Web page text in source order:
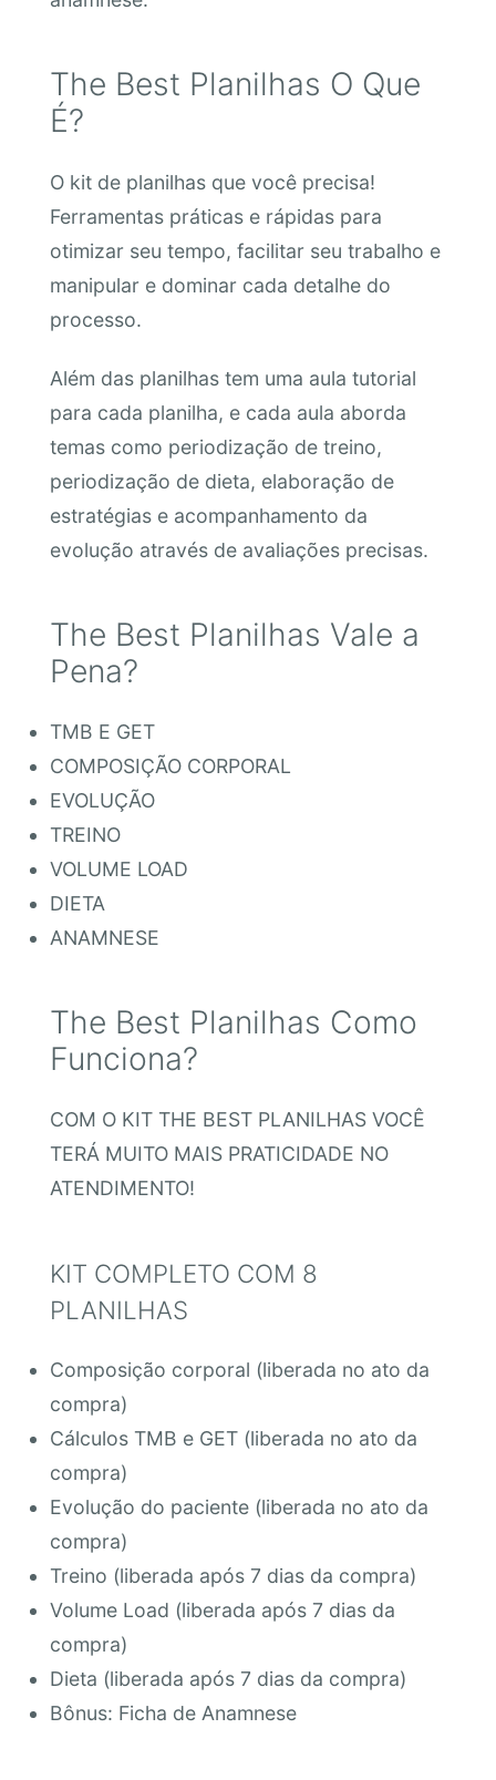
The Best Planilhas O Que
É?
O kit de planilhas que você precisa!
Ferramentas práticas e rápidas para
otimizar seu tempo, facilitar seu trabalho e
manipular e dominar cada detalhe do
processo.
Além das planilhas tem uma aula tutorial
para cada planilha, e cada aula aborda
temas como periodização de treino,
periodização de dieta, elaboração de
estratégias e acompanhamento da
evolução através de avaliações precisas.
The Best Planilhas Vale a
Pena?
TMB E GET
COMPOSIÇÃO CORPORAL
EVOLUÇÃO
TREINO
VOLUME LOAD
DIETA
ANAMNESE
The Best Planilhas Como
Funciona?
COM O KIT THE BEST PLANILHAS VOCÊ
TERÁ MUITO MAIS PRATICIDADE NO
ATENDIMENTO!
KIT COMPLETO COM 8
PLANILHAS
Composição corporal (liberada no ato da
compra)
Cálculos TMB e GET (liberada no ato da
compra)
Evolução do paciente (liberada no ato da
compra)
Treino (liberada após 7 dias da compra)
Volume Load (liberada após 7 dias da
compra)
Dieta (liberada após 7 dias da compra)
Bônus: Ficha de Anamnese